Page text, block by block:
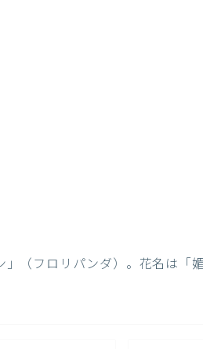
（フロリパンダ）。花名は「